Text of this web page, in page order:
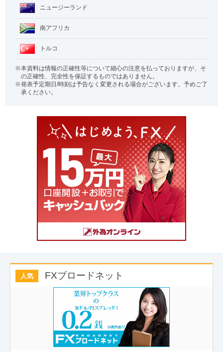
ニュージーランド
南アフリカ
トルコ
本資料は情報の正確性等について細心の注意を払っておりますが、そ
の正確性、完全性を保証するものではありません。
発表予定期日/時刻は予告なく変更される場合がございます。予めご了
承ください。
人気 FXブロードネット